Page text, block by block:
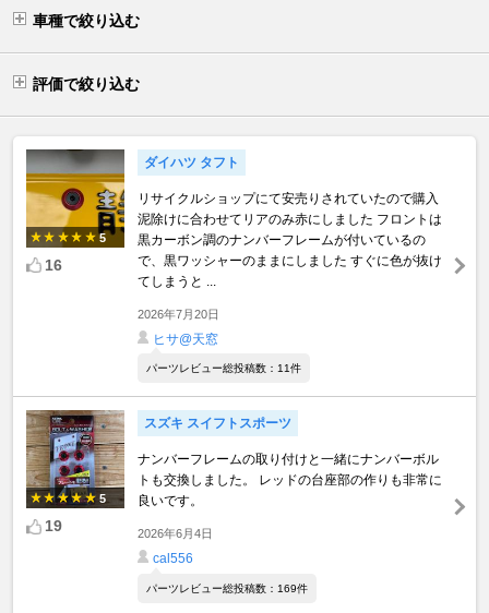
車種で絞り込む
評価で絞り込む
5
16
ダイハツ タフト
リサイクルショップにて安売りされていたので購入
泥除けに合わせてリアのみ赤にしました フロントは
黒カーボン調のナンバーフレームが付いているの
で、黒ワッシャーのままにしました すぐに色が抜け
てしまうと ...
2026年7月20日
ヒサ@天窓
パーツレビュー総投稿数：11件
5
19
スズキ スイフトスポーツ
ナンバーフレームの取り付けと一緒にナンバーボル
トも交換しました。 レッドの台座部の作りも非常に
良いです。
2026年6月4日
cal556
パーツレビュー総投稿数：169件